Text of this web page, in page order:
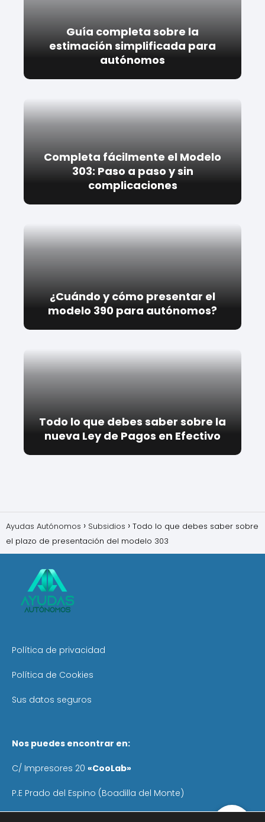
Guía completa sobre la
estimación simplificada para
autónomos
Completa fácilmente el Modelo
303: Paso a paso y sin
complicaciones
¿Cuándo y cómo presentar el
modelo 390 para autónomos?
Todo lo que debes saber sobre la
nueva Ley de Pagos en Efectivo
Ayudas Autónomos Subsidios
Todo lo que debes saber sobre
el plazo de presentación del modelo 303
Política de privacidad
Política de Cookies
Sus datos seguros
Nos puedes encontrar en:
C/ Impresores 20 «CooLab»
P.E Prado del Espino (Boadilla del Monte)